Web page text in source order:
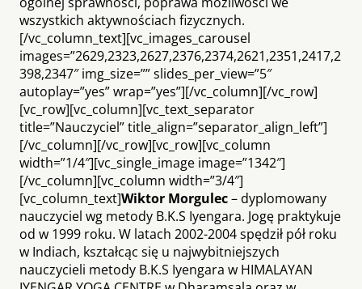
wszystkich aktywnościach fizycznych.
[/vc_column_text][vc_images_carousel
images=”2629,2323,2627,2376,2374,2621,2351,2417,2
398,2347″ img_size=”” slides_per_view=”5″
autoplay=”yes” wrap=”yes”][/vc_column][/vc_row]
[vc_row][vc_column][vc_text_separator
title=”Nauczyciel” title_align=”separator_align_left”]
[/vc_column][/vc_row][vc_row][vc_column
width=”1/4″][vc_single_image image=”1342″]
[/vc_column][vc_column width=”3/4″]
[vc_column_text]Wiktor Morgulec– dyplomowany
nauczyciel wg metody B.K.S Iyengara. Jogę praktykuje
od w 1999 roku. W latach 2002-2004 spędził pół roku
w Indiach, kształcąc się u najwybitniejszych
nauczycieli metody B.K.S Iyengara w HIMALAYAN